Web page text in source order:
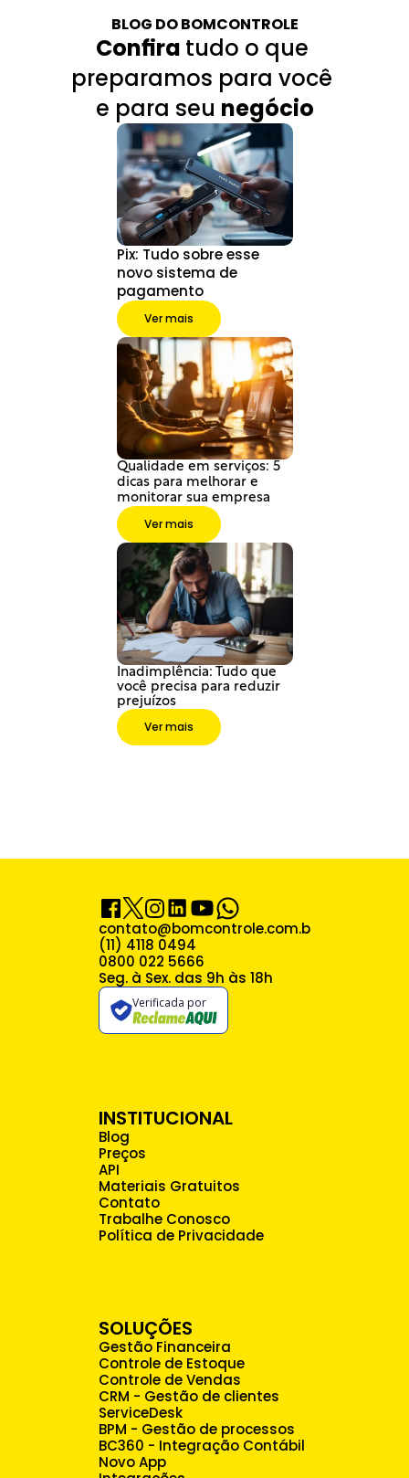
BLOG DO BOMCONTROLE
Confira tudo o que
preparamos para você
e para seu negócio
Pix: Tudo sobre esse
novo sistema de
pagamento
Ver mais
Qualidade em serviços: 5
dicas para melhorar e
monitorar sua empresa
Ver mais
Inadimplência: Tudo que
você precisa para reduzir
prejuízos
Ver mais
contato@bomcontrole.com.br
(11) 4118 0494
0800 022 5666
Seg. à Sex. das 9h às 18h
INSTITUCIONAL
Blog
Preços
API
Materiais Gratuitos
Contato
Trabalhe Conosco
Política de Privacidade
SOLUÇÕES
Gestão Financeira
Controle de Estoque
Controle de Vendas
CRM - Gestão de clientes
ServiceDesk
BPM - Gestão de processos
BC360 - Integração Contábil
Novo App